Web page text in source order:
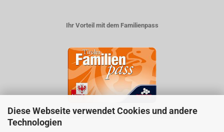
Diese Webseite verwendet Cookies und andere
Technologien
Ihr Vorteil mit dem Familienpass
5% auf viele im Geschäft erhältlichen Produkte